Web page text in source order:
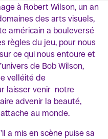
à Robert Wilson, un an
des arts visuels,
américain a bouleversé
règles du jeu, pour nous
ce qui nous entoure et
de Bob Wilson,
velléité de
laisser venir notre
advenir la beauté,
au monde.
a mis en scène puise sa